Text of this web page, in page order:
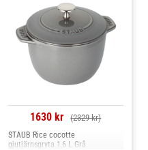
1630 kr (2329 kr)
STAUB Rice cocotte
gjutjärnsgryta 1,6 L Grå